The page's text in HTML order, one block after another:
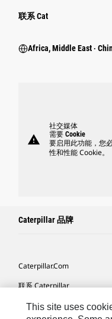
行业
联系 Cat
Africa, Middle East ‧
warning
社交媒体
需要 Cookie
要启用此功能，您
性和性能 Cookie。
Caterpillar 品牌
Caterpillar.com
联系 Caterpillar
我的营销首选项
This site uses